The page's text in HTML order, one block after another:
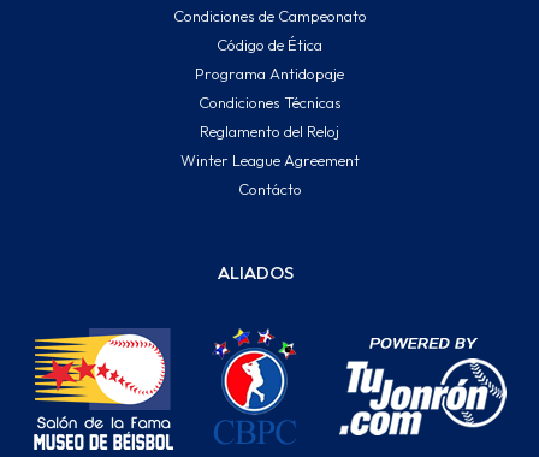
Condiciones de Campeonato
Código de Ética
Programa Antidopaje
Condiciones Técnicas
Reglamento del Reloj
Winter League Agreement
Contácto
ALIADOS